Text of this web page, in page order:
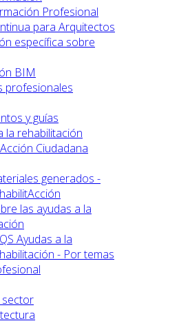
Profesional
para Arquitectos
específica sobre
BIM
profesionales
y guías
la rehabilitación
Ciudadana
generados -
las ayudas a la
Ayudas a la
- Por temas
sector